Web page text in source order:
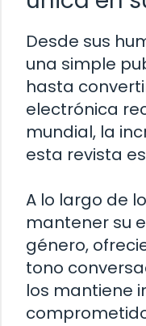
Desde sus
una simple
hasta
electrónica
mundial, la
esta revista
A lo largo de
mantener su
género,
tono
los mantiene